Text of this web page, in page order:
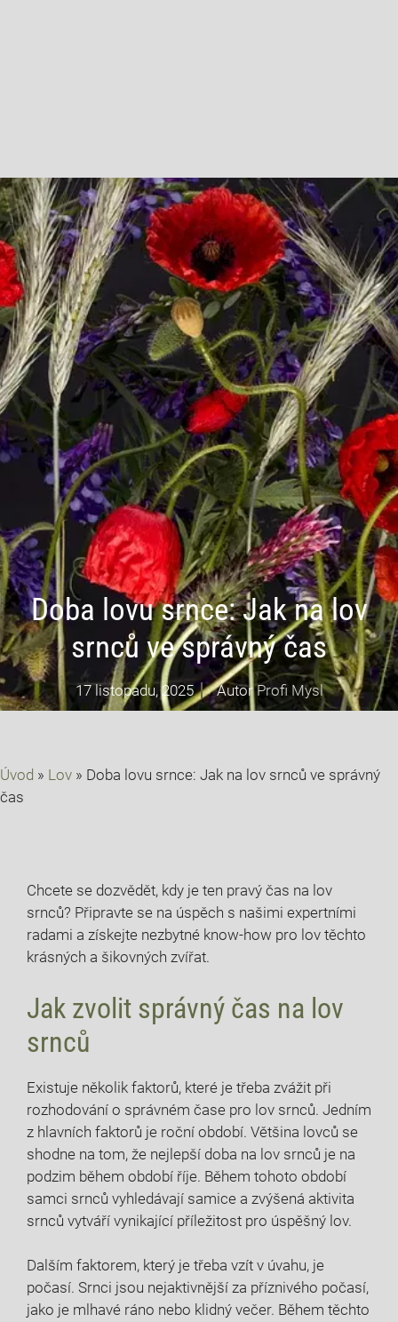
Doba lovu srnce: Jak na lov
srnců ve správný čas
17 listopadu, 2025 AutorProfi Mysl
Úvod » Lov » Doba lovu srnce: Jak na lov srnců ve správný
čas
Chcete ​se dozvědět, kdy je ten⁢ pravý čas na lov
srnců? Připravte se na úspěch s našimi‌ expertními
radami a ‍získejte nezbytné know-how pro lov těchto
krásných a šikovných ‍zvířat.
Jak zvolit ⁢správný čas na lov
srnců
Existuje několik faktorů, které ​je třeba zvážit při
rozhodování o⁤ správném čase pro lov srnců. ⁤Jedním
z hlavních faktorů⁢ je roční období. Většina lovců se
shodne na tom, že nejlepší doba na lov srnců je na
podzim během období říje. Během tohoto období
samci srnců vyhledávají samice⁣ a zvýšená aktivita
srnců vytváří vynikající příležitost‌ pro úspěšný lov.
Dalším​ faktorem,⁣ který je třeba vzít v úvahu, je
⁤počasí. Srnci jsou ‍nejaktivnější za příznivého počasí,
jako je mlhavé ráno nebo klidný večer. Během těchto